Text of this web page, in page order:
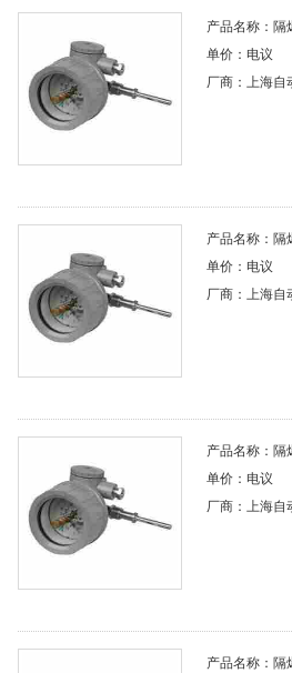
产品名称：隔
单价：电议
厂商：上海自
产品名称：隔
单价：电议
厂商：上海自
产品名称：隔
单价：电议
厂商：上海自
产品名称：隔